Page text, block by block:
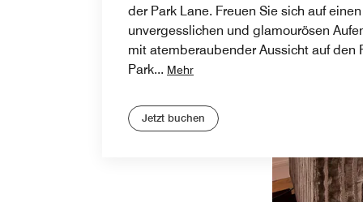
der Park Lane. Freuen Sie sich auf einen
unvergesslichen und glamourösen
mit atemberaubender Aussicht auf den
Park... Mehr
Jetzt buchen